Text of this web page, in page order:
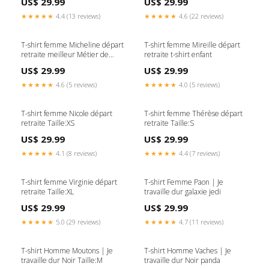
★★★★★ 4.4 (13 reviews) ★★★★★ 4.6 (22 reviews)
T-shirt femme Micheline départ
retraite meilleur Métier de
US$ 29.99
★★★★★ 4.6 (5 reviews)
T-shirt femme Mireille départ
retraite t-shirt enfant
US$ 29.99
★★★★★ 4.0 (5 reviews)
T-shirt femme Nicole départ
retraite Taille:XS
US$ 29.99
★★★★★ 4.1 (8 reviews)
T-shirt femme Thérèse départ
retraite Taille:S
US$ 29.99
★★★★★ 4.4 (7 reviews)
T-shirt femme Virginie départ
retraite Taille:XL
US$ 29.99
★★★★★ 5.0 (29 reviews)
T-shirt Femme Paon | Je
travaille dur galaxie jedi
US$ 29.99
★★★★★ 4.7 (11 reviews)
T-shirt Homme Moutons | Je
travaille dur Noir Taille:M
T-shirt Homme Vaches | Je
travaille dur Noir panda